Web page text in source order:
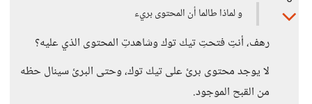
و لماذا طالما أن المحتوى بريء
رهف، أنتِ فتحتِ تيك توك وشاهدتِ المحتوى الذي عليه؟
لا يوجد محتوى برئ على تيك توك، وحتى البرئ سينال حظه
من القبح الموجود.